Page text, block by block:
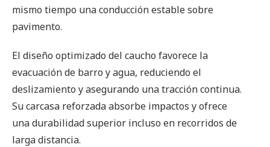
mismo tiempo una conducción estable sobre
pavimento.
El diseño optimizado del caucho favorece la
evacuación de barro y agua, reduciendo el
deslizamiento y asegurando una tracción continua.
Su carcasa reforzada absorbe impactos y ofrece
una durabilidad superior incluso en recorridos de
larga distancia.